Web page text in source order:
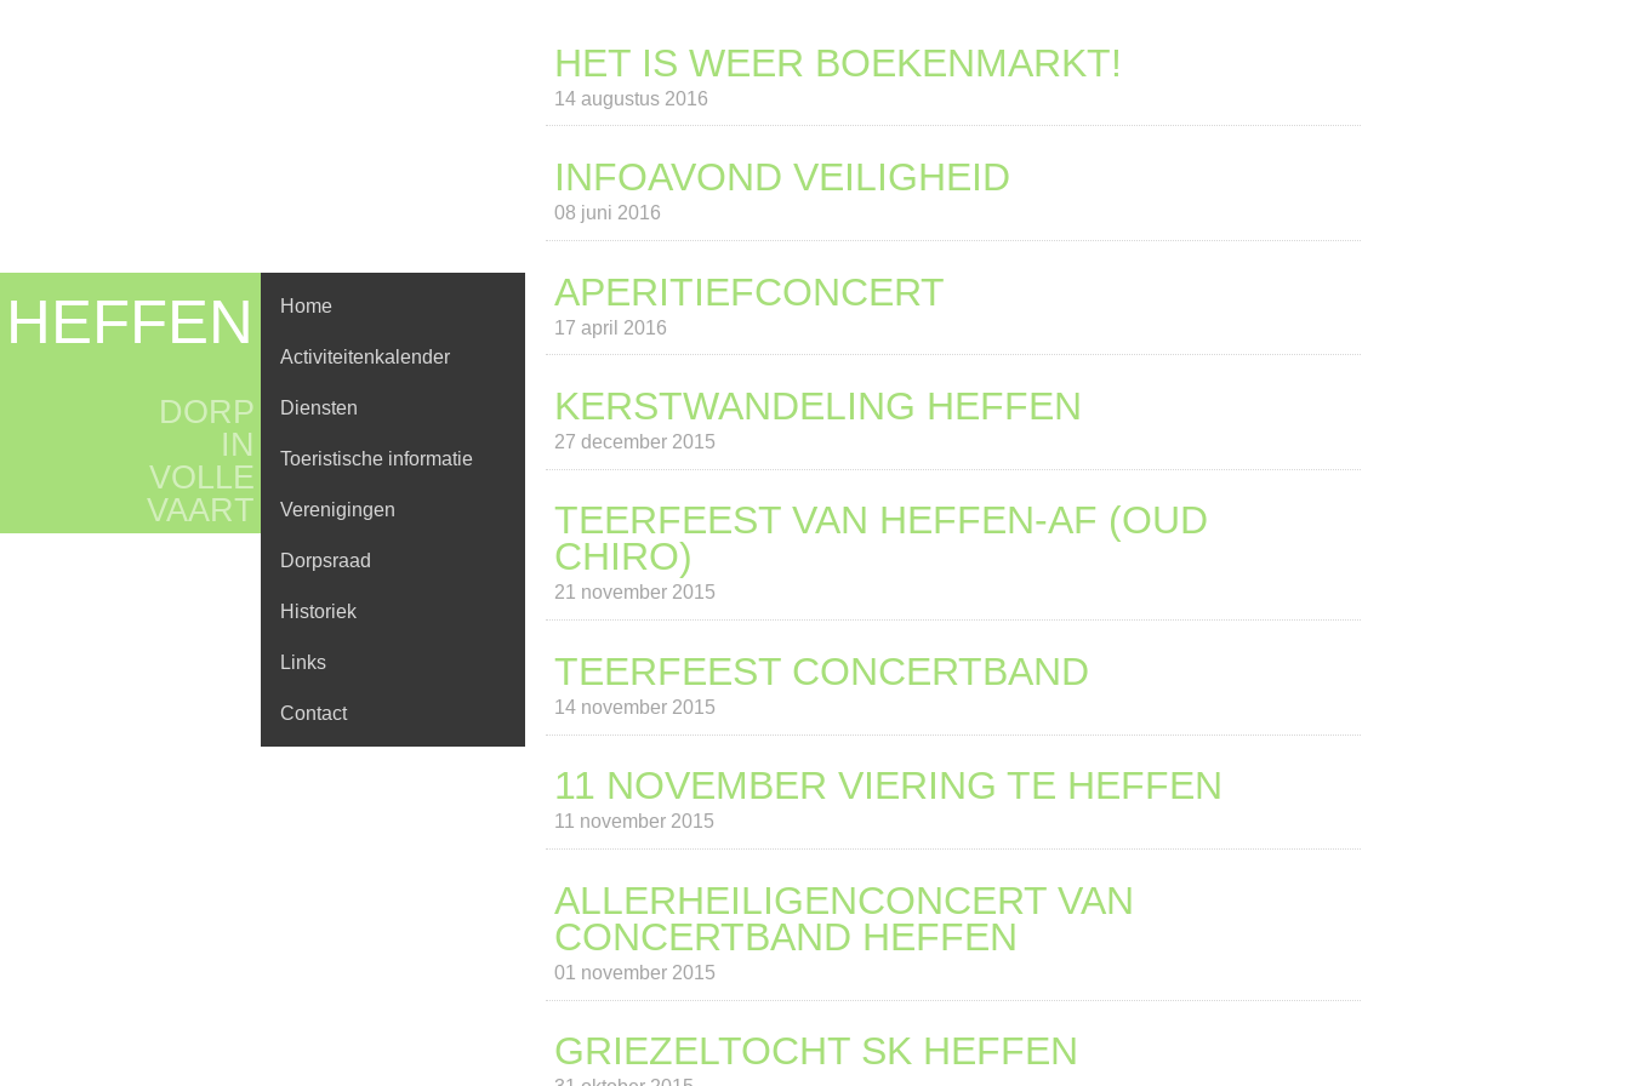
HEFFEN
DORP
IN
VOLLE
VAART
Home
Activiteitenkalender
Diensten
Toeristische informatie
Verenigingen
Dorpsraad
Historiek
Links
Contact
HET IS WEER BOEKENMARKT!
14 augustus 2016
INFOAVOND VEILIGHEID
08 juni 2016
APERITIEFCONCERT
17 april 2016
KERSTWANDELING HEFFEN
27 december 2015
TEERFEEST VAN HEFFEN-AF (OUD
CHIRO)
21 november 2015
TEERFEEST CONCERTBAND
14 november 2015
11 NOVEMBER VIERING TE HEFFEN
11 november 2015
ALLERHEILIGENCONCERT VAN
CONCERTBAND HEFFEN
01 november 2015
GRIEZELTOCHT SK HEFFEN